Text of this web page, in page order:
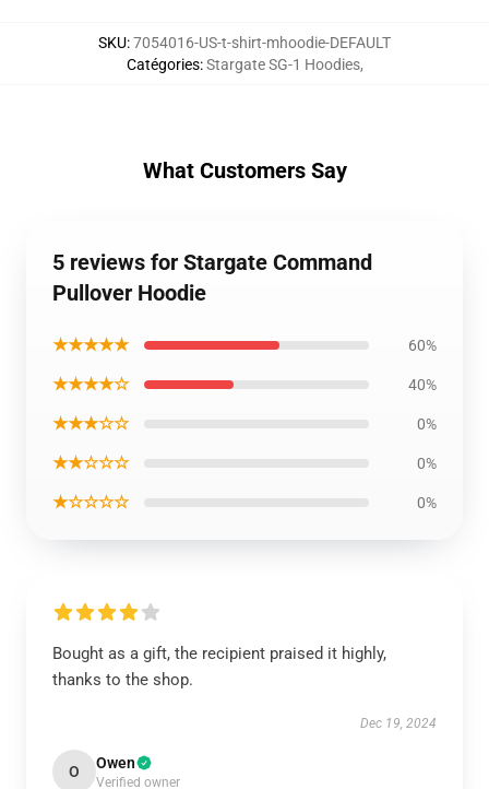
SKU:7054016-US-t-shirt-mhoodie-DEFAULT
Catégories:Stargate SG-1 Hoodies,
What Customers Say
5 reviews for Stargate Command
Pullover Hoodie
★★★★★ 60%
★★★★☆ 40%
★★★☆☆ 0%
★★☆☆☆ 0%
★☆☆☆☆ 0%
Bought as a gift, the recipient praised it highly,
thanks to the shop.
Dec 19, 2024
O Owen
Verified owner